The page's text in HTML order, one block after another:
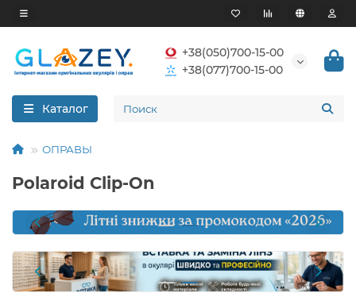
+38(050)700-15-00
+38(077)700-15-00
Каталог
ОПРАВЫ
Polaroid Clip-On